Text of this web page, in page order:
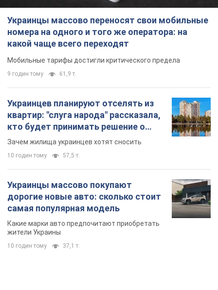
Украинцы массово переносят свои мобильные
номера на одного и того же оператора: на
какой чаще всего переходят
Мобильные тарифы достигли критического предела
9 годин тому 61,9 т.
Украинцев планируют отселять из
квартир: "слуга народа" рассказала,
кто будет принимать решение о
сносе домов
Зачем жилища украинцев хотят сносить
10 годин тому 57,5 т.
Украинцы массово покупают
дорогие новые авто: сколько стоит
самая популярная модель
Какие марки авто предпочитают приобретать
жители Украины
10 годин тому 37,1 т.